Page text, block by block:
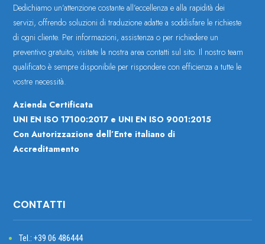
Dedichiamo un’attenzione costante all’eccellenza e alla rapidità dei
servizi, offrendo soluzioni di traduzione adatte a soddisfare le richieste
di ogni cliente. Per informazioni, assistenza o per richiedere un
preventivo gratuito, visitate la nostra area contatti sul sito. Il nostro team
qualificato è sempre disponibile per rispondere con efficienza a tutte le
vostre necessità.
Azienda Certificata
UNI EN ISO 17100:2017 e UNI EN ISO 9001:2015
Con Autorizzazione dell’Ente italiano di
Accreditamento
CONTATTI
Tel.: +3906 486444